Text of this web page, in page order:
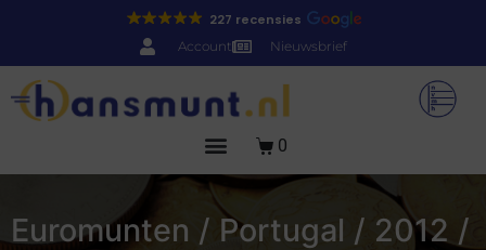
227 recensies
Account Nieuwsbrief
0
Euromunten / Portugal / 2012 /